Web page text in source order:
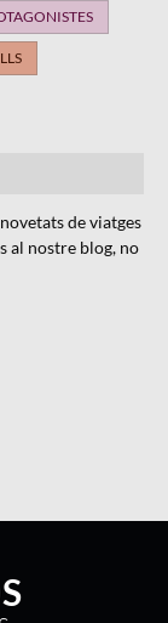
de viatges
al nostre blog, no